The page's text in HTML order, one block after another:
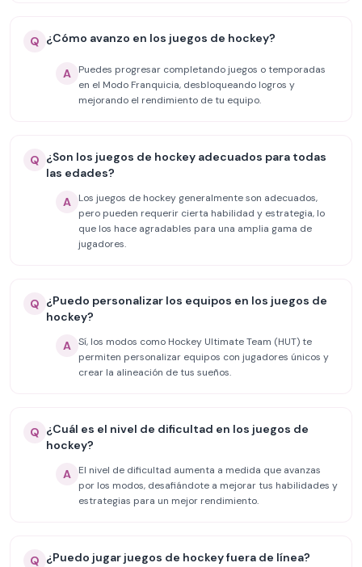
Q ¿Cómo avanzo en los juegos de hockey?
A
Puedes progresar completando juegos o temporadas
en el Modo Franquicia, desbloqueando logros y
mejorando el rendimiento de tu equipo.
Q ¿Son los juegos de hockey adecuados para todas
las edades?
A
Los juegos de hockey generalmente son adecuados,
pero pueden requerir cierta habilidad y estrategia, lo
que los hace agradables para una amplia gama de
jugadores.
Q ¿Puedo personalizar los equipos en los juegos de
hockey?
A Sí, los modos como Hockey Ultimate Team (HUT) te
permiten personalizar equipos con jugadores únicos y
crear la alineación de tus sueños.
Q ¿Cuál es el nivel de dificultad en los juegos de
hockey?
A
El nivel de dificultad aumenta a medida que avanzas
por los modos, desafiándote a mejorar tus habilidades y
estrategias para un mejor rendimiento.
Q ¿Puedo jugar juegos de hockey fuera de línea?